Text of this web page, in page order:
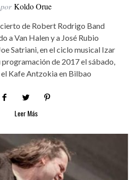
por Koldo Orue
de Robert Rodrigo Band
a Van Halen y a José Rubio
Satriani, en el ciclo musical Izar
programación de 2017 el sábado,
el Kafe Antzokia en Bilbao
Leer Más